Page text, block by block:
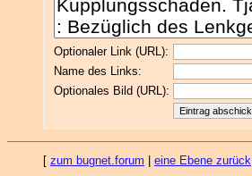
Optionaler Link (URL):
Name des Links:
Optionales Bild (URL):
[ zum bugnet.forum eine Ebene zurück